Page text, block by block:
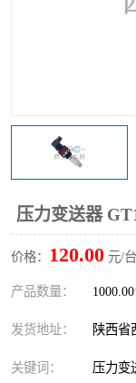
压力变送器
价格： 120.00 元/
产品数量：
发货地址： 陕西省
关键词： 压力变